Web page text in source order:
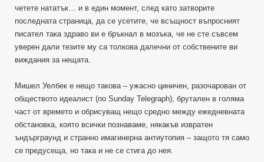
четете нататък… и в един момент, след като затворите
последната страница, да се усетите, че всъщност въпросният
писател така здраво ви е бръкнал в мозъка, че не сте съвсем
уверен дали тезите му са толкова далечни от собствените ви
виждания за нещата.
Мишел Уелбек е нещо такова – ужасно циничен, разочарован от
обществото идеалист (по Sunday Telegraph), брутален в голяма
част от времето и обрисуващ нещо средно между ежедневната
обстановка, която всички познаваме, някакъв извратен
ъндърграунд и странно имагинерна антиутопия – защото тя само
се предусеща, но така и не се стига до нея.